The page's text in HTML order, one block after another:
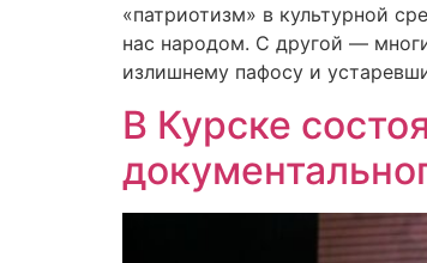
«патриотизм» в культурной
нас народом. С другой —
излишнему пафосу и
В Курске